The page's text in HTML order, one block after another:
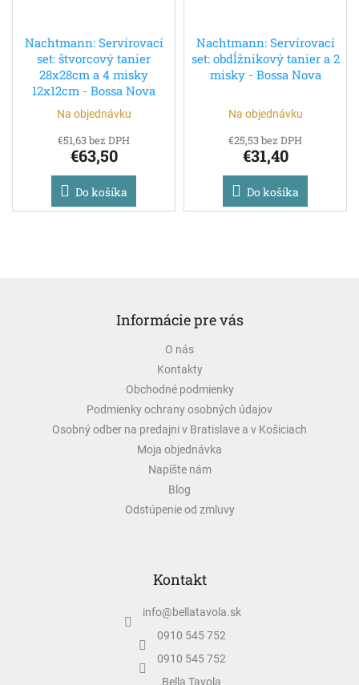
Nachtmann: Servírovací
set: štvorcový tanier
28x28cm a 4 misky
12x12cm - Bossa Nova
Na objednávku
€51,63 bez DPH
€63,50
Do košíka
Nachtmann: Servírovací
set: obdĺžnikový tanier a 2
misky - Bossa Nova
Na objednávku
€25,53 bez DPH
€31,40
Do košíka
Informácie pre vás
O nás
Kontakty
Obchodné podmienky
Podmienky ochrany osobných údajov
Osobný odber na predajni v Bratislave a v Košiciach
Moja objednávka
Napíšte nám
Blog
Odstúpenie od zmluvy
Kontakt
info@bellatavola.sk
0910 545 752
0910 545 752
Bella Tavola